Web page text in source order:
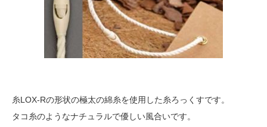
糸LOX-Rの形状の極太の綿糸を使用した糸ろっくすです。
タコ糸のようなナチュラルで優しい風合いです。